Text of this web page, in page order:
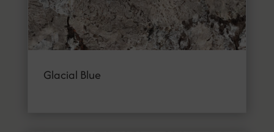
Glacial Blue